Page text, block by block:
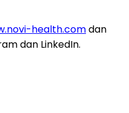
health.comdan
dan LinkedIn.